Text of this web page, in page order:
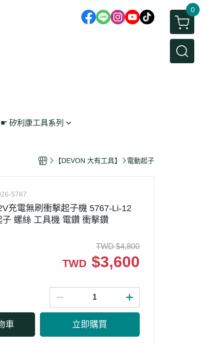
0
☛ 矽利康工具系列
【DEVON 大有工具】 電動起子
5767
充電無刷衝擊起子機 5767-Li-12
螺絲 工具機 電鑽 衝擊鑽
TWD $4,800
TWD $3,600
車 立即購買